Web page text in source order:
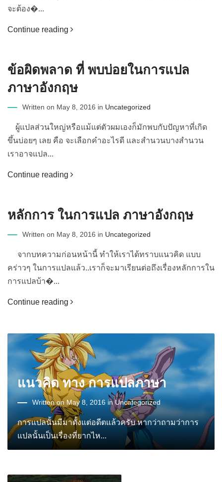
จะต้อง�...
Continue reading
ข้อผิดพลาด ที่ พบบ่อยในการแปล
ภาษาอังกฤษ
Written on May 8, 2016 in Uncategorized
ผู้แปลส่วนใหญ่หรือแม้แต่ตัวผมเองก็มักพบกับปัญหาที่เกิด
ขึ้นบ่อยๆ เลย คือ จะเลือกคำอะไรดี และสำนวนบางสำนวน
เราอาจแปล...
Continue reading
หลักการ ในการแปล ภาษาอังกฤษ
Written on May 8, 2016 in Uncategorized
จากบทความก่อนหน้านี้ ทำให้เราได้ทราบแนวคิด แบบ
คร่าวๆ ในการแปลแล้ว..เราก็จะมาเรียนต่อถึงเรื่องหลักการใน
การแปลบ้า�...
Continue reading
แนวคิด ทาง การแปลภาษา
Written on May 8, 2016 inUncategorized
การแปลนั้นมีมาตั้งแต่อดีตแล้วครับ หากว่าถามว่าการ
แปลนั้นเป็นเรื่องที่ยากไห...